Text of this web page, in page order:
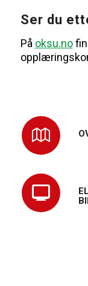
Ser du
På oksu.no